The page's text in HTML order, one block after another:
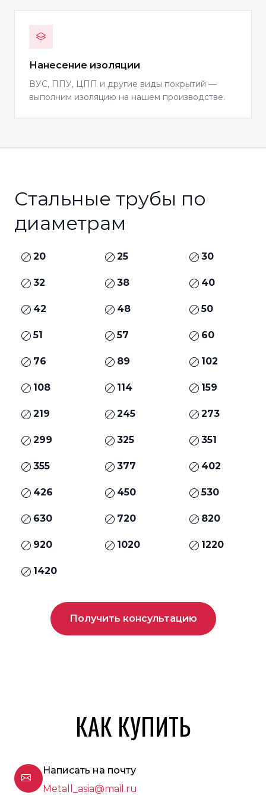
Нанесение изоляции
ВУС, ППУ, ЦПП и другие виды покрытий —
выполним изоляцию на нашем производстве.
Стальные трубы по
диаметрам
20 25 30
32 38 40
42 48 50
51 57 60
76 89 102
108 114 159
219 245 273
299 325 351
355 377 402
426 450 530
630 720 820
920 1020 1220
1420
Получить консультацию
КАК КУПИТЬ
Написать на почту
Metall_asia@mail.ru